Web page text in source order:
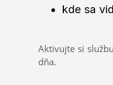
kde sa
Aktivujte si
dňa.